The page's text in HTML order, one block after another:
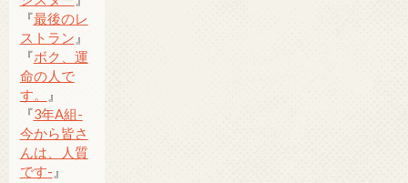
『最後のレ
ストラン 』
『ボク、運
命の人で
す。
』
『3年A組-
今から皆さ
んは、人質
です- 』